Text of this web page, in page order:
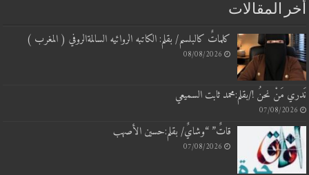
أخر المقالات
كلماتٌ كالبلسم/ بقلم: الكاتبه الروائيه السالمةالروفي ( المغرب )
08/08/2026
نَدري مَنْ نحنُ !/بقلم:محمد ثابت السميعي
07/08/2026
قاتٌ” “وشايٌ/ بقلم:حسين الأصهب
07/08/2026